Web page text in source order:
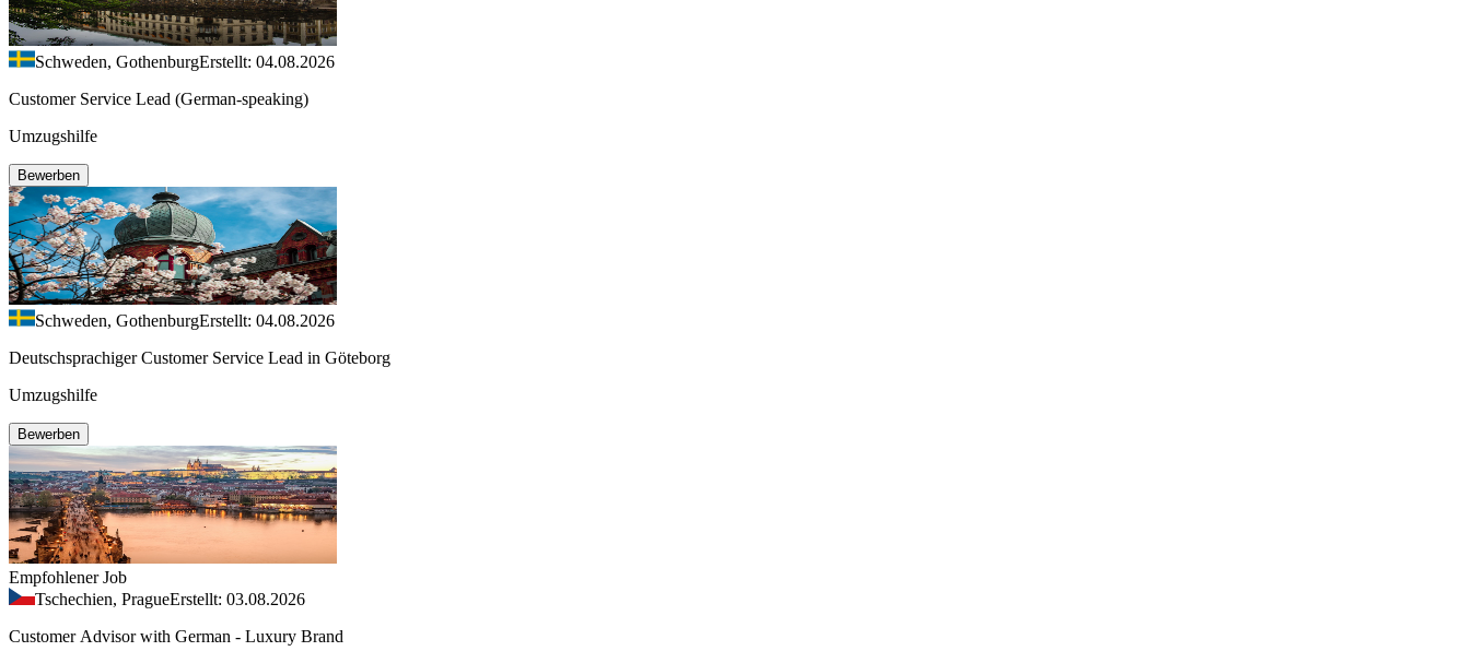
Schweden, GothenburgErstellt: 04.08.2026
Customer Service Lead (German-speaking)
Umzugshilfe
Bewerben
Schweden, GothenburgErstellt: 04.08.2026
Deutschsprachiger Customer Service Lead in Göteborg
Umzugshilfe
Bewerben
Empfohlener Job
Tschechien, PragueErstellt: 03.08.2026
Customer Advisor with German - Luxury Brand